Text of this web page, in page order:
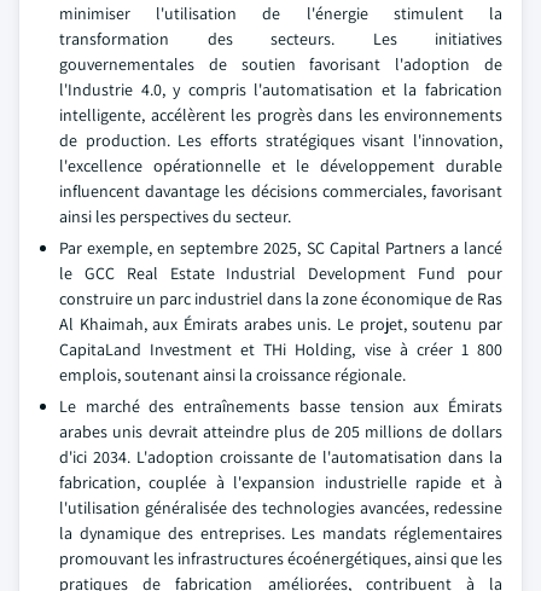
minimiser l'utilisation de l'énergie stimulent la
transformation des secteurs. Les initiatives
gouvernementales de soutien favorisant l'adoption de
l'Industrie 4.0, y compris l'automatisation et la fabrication
intelligente, accélèrent les progrès dans les environnements
de production. Les efforts stratégiques visant l'innovation,
l'excellence opérationnelle et le développement durable
influencent davantage les décisions commerciales, favorisant
ainsi les perspectives du secteur.
Par exemple, en septembre 2025, SC Capital Partners a lancé
le GCC Real Estate Industrial Development Fund pour
construire un parc industriel dans la zone économique de Ras
Al Khaimah, aux Émirats arabes unis. Le projet, soutenu par
CapitaLand Investment et THi Holding, vise à créer 1 800
emplois, soutenant ainsi la croissance régionale.
Le marché des entraînements basse tension aux Émirats
arabes unis devrait atteindre plus de 205 millions de dollars
d'ici 2034. L'adoption croissante de l'automatisation dans la
fabrication, couplée à l'expansion industrielle rapide et à
l'utilisation généralisée des technologies avancées, redessine
la dynamique des entreprises. Les mandats réglementaires
promouvant les infrastructures écoénergétiques, ainsi que les
pratiques de fabrication améliorées, contribuent à la